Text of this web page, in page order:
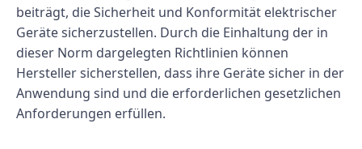
beiträgt, die Sicherheit und Konformität elektrischer
Geräte sicherzustellen. Durch die Einhaltung der in
dieser Norm dargelegten Richtlinien können
Hersteller sicherstellen, dass ihre Geräte sicher in der
Anwendung sind und die erforderlichen gesetzlichen
Anforderungen erfüllen.